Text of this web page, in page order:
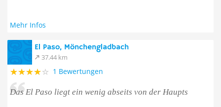
Mehr Infos
El Paso, Mönchengladbach
37.44 km
1 Bewertungen
Das El Paso liegt ein wenig abseits von der Haupts